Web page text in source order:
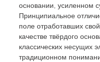
основании, усиленном
Принципиальное
поле отработавших
качестве твёрдого
классических несущих
традиционном